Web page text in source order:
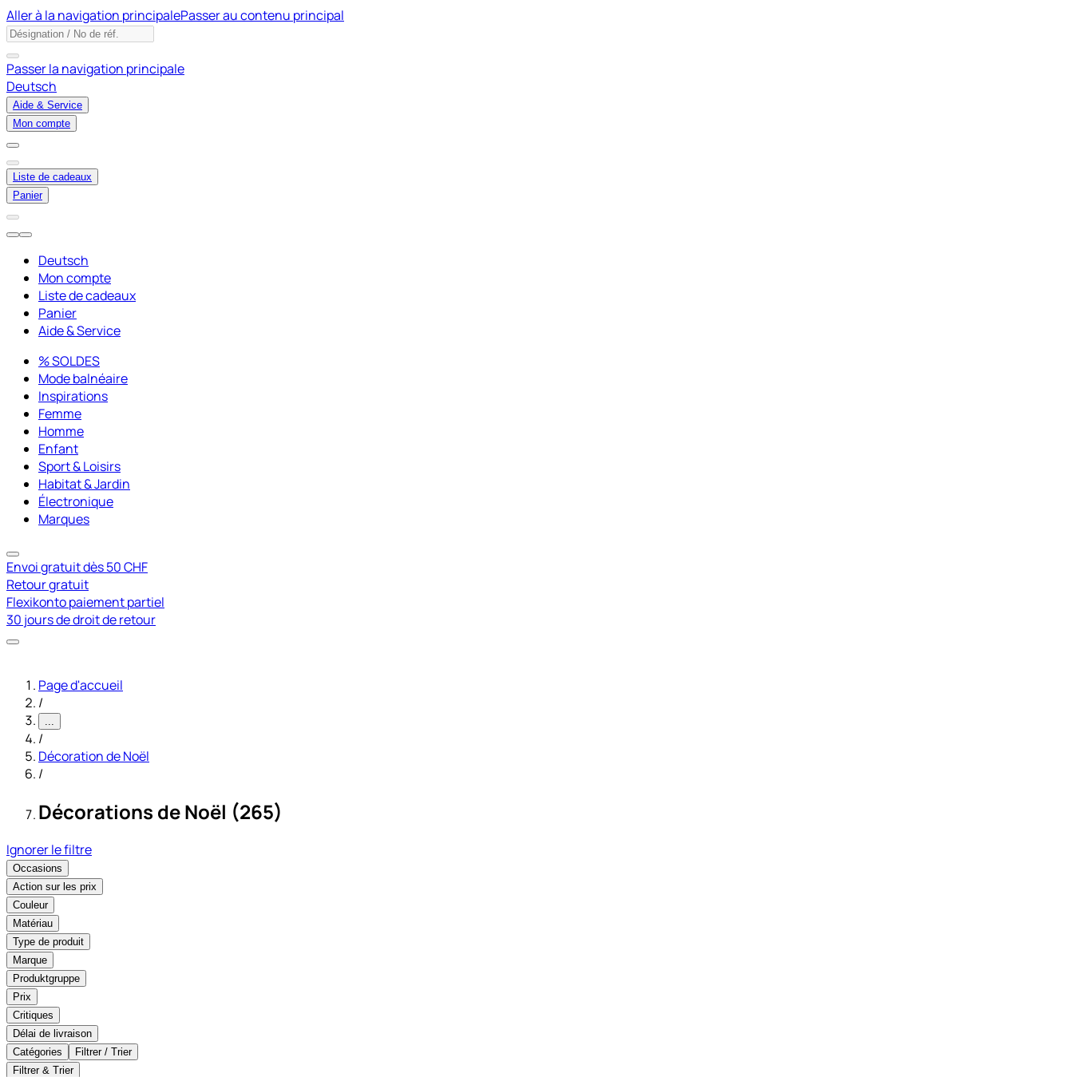
Aller à la navigation principalePasser au contenu principal
Passer la navigation principale
Deutsch
Aide & Service
Mon compte
Liste de cadeaux
Panier
Deutsch
Mon compte
Liste de cadeaux
Panier
Aide & Service
% SOLDES
Mode balnéaire
Inspirations
Femme
Homme
Enfant
Sport & Loisirs
Habitat & Jardin
Électronique
Marques
Envoi gratuit dès 50 CHF
Retour gratuit
Flexikonto paiement partiel
30 jours de droit de retour
Page d'accueil
/
...
/
Décoration de Noël
/
Décorations de Noël (265)
Ignorer le filtre
Occasions
Action sur les prix
Couleur
Matériau
Type de produit
Marque
Produktgruppe
Prix
Critiques
Délai de livraison
Catégories
Filtrer / Trier
Filtrer & Trier